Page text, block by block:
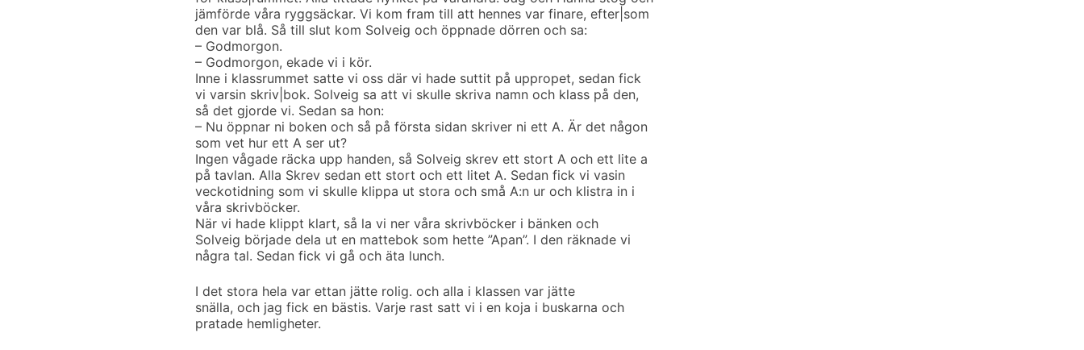
jämförde våra ryggsäckar. Vi kom fram till att hennes var finare, efter|som
den var blå. Så till slut kom Solveig och öppnade dörren och sa:
– Godmorgon.
– Godmorgon, ekade vi i kör.
Inne i klassrummet satte vi oss där vi hade suttit på uppropet, sedan fick
vi varsin skriv|bok. Solveig sa att vi skulle skriva namn och klass på den,
så det gjorde vi. Sedan sa hon:
– Nu öppnar ni boken och så på första sidan skriver ni ett A. Är det någon
som vet hur ett A ser ut?
Ingen vågade räcka upp handen, så Solveig skrev ett stort A och ett lite a
på tavlan. Alla Skrev sedan ett stort och ett litet A. Sedan fick vi vasin
veckotidning som vi skulle klippa ut stora och små A:n ur och klistra in i
våra skrivböcker.
När vi hade klippt klart, så la vi ner våra skrivböcker i bänken och
Solveig började dela ut en mattebok som hette ”Apan”. I den räknade vi
några tal. Sedan fick vi gå och äta lunch.
I det stora hela var ettan jätte rolig. och alla i klassen var jätte
snälla, och jag fick en bästis. Varje rast satt vi i en koja i buskarna och
pratade hemligheter.